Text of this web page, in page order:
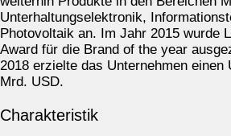
Unterhaltungselektronik,
Photovoltaik an. Im Jahr 2015 wurde
Award für die Brand of the year
2018 erzielte das Unternehmen einen
Mrd. USD.
Charakteristik